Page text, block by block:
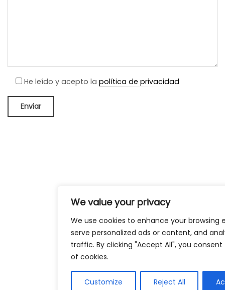
We value your privacy
We use cookies to enhance your browsing
serve personalized ads or content, and
traffic. By clicking "Accept All", you
of cookies.
Customize Reject All
He leído y acepto la política de privacidad